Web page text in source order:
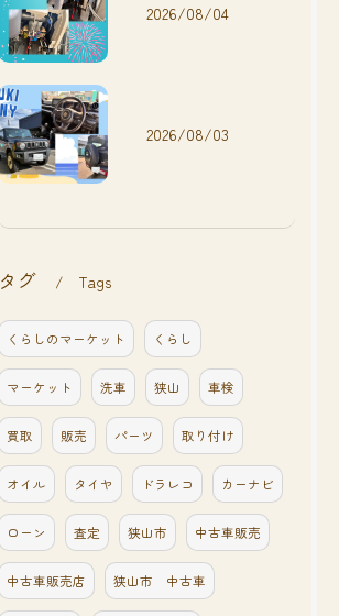
2026/08/04
2026/08/03
タグ Tags
くらしのマーケット くらし
マーケット 洗車 狭山 車検
買取 販売 パーツ 取り付け
オイル タイヤ ドラレコ カーナビ
ローン 査定 狭山市 中古車販売
中古車販売店 狭山市 中古車